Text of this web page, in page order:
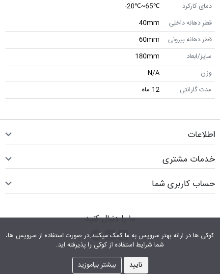
کوکی ها در ارائه بهتر سرویس‎ به ما کمک می‎کنند.در صورت استفاده از سرویس ها،
شما شرایط استفاده از کوکی را پذیرفته اید.
تایید بیشتر بیاموزید
دمای کارکرد
℃65~℃20-
قطر دهانه داخلی
40mm
قطر دهانه بیرونی
60mm
سایز/ابعاد
180mm
وزن
N/A
مدت گارانتی
12 ماه
اطلاعات
خدمات مشتری
حساب کاربری شما
ما را دنبال کنید
اینستاگرام
پیام رسان واتس اپ
کانال تلگرام